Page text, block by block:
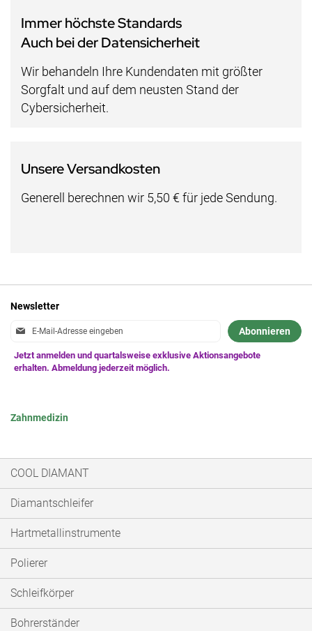
Immer höchste Standards
Auch bei der Datensicherheit
Wir behandeln Ihre Kundendaten mit größter
Sorgfalt und auf dem neusten Stand der
Cybersicherheit.
Unsere Versandkosten
Generell berechnen wir 5,50 € für jede Sendung.
Newsletter
Anmeldung
Newsletter:
Abonnieren
Zahnmedizin
COOL DIAMANT
Diamantschleifer
Hartmetallinstrumente
Polierer
Schleifkörper
Bohrerständer